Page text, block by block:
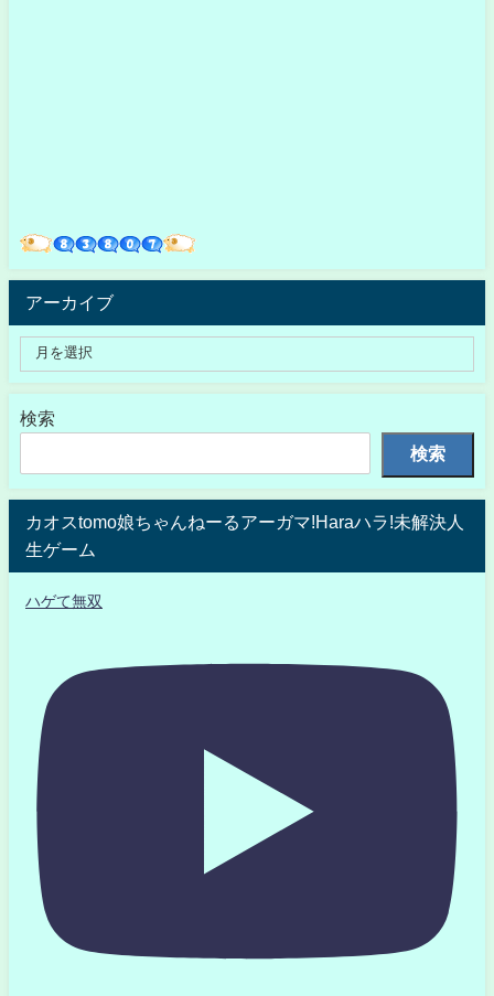
アーカイブ
検索
検索
カオスtomo娘ちゃんねーるアーガマ!Haraハラ!未解決人
生ゲーム
ハゲて無双